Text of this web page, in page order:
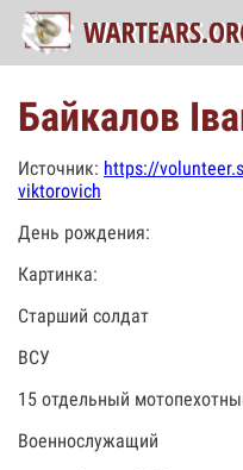
Байкалов
Источник: https://
viktorovich
День рождения:
Картинка:
Старший солдат
ВСУ
15 отдельный
Военнослужащий